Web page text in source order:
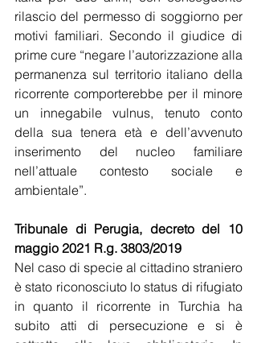
rilascio del permesso di soggiorno per
motivi familiari. Secondo il giudice di
prime cure “negare l’autorizzazione alla
permanenza sul territorio italiano della
ricorrente comporterebbe per il minore
un innegabile vulnus, tenuto conto
della sua tenera età e dell’avvenuto
inserimento del nucleo familiare
nell’attuale contesto sociale e
ambientale”.
Tribunale di Perugia, decreto del 10
maggio 2021 R.g. 3803/2019
Nel caso di specie al cittadino straniero
è stato riconosciuto lo status di rifugiato
in quanto il ricorrente in Turchia ha
subito atti di persecuzione e si è